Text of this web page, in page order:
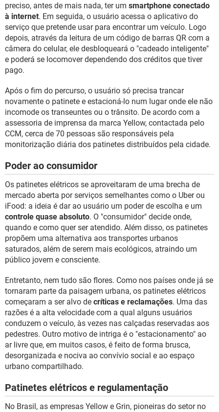
preciso, antes de mais nada, ter um smartphone conectado
à internet. Em seguida, o usuário acessa o aplicativo do
serviço que pretende usar para encontrar um veículo. Logo
depois, através da leitura de um código de barras QR com a
câmera do celular, ele desbloqueará o "cadeado inteligente"
e poderá se locomover dependendo dos créditos que tiver
pago.
Após o fim do percurso, o usuário só precisa trancar
novamente o patinete e estacioná-lo num lugar onde ele não
incomode os transeuntes ou o trânsito. De acordo com a
assessoria de imprensa da marca Yellow, contactada pelo
CCM, cerca de 70 pessoas são responsáveis pela
monitorização diária dos patinetes distribuídos pela cidade.
Poder ao consumidor
Os patinetes elétricos se aproveitaram de uma brecha de
mercado aberta por serviços semelhantes como o Uber ou
iFood: a ideia é dar ao usuário um poder de escolha e um
controle quase absoluto. O "consumidor" decide onde,
quando e como quer ser atendido. Além disso, os patinetes
propõem uma alternativa aos transportes urbanos
saturados, além de serem mais ecológicos, atraindo um
público jovem e consciente.
Entretanto, nem tudo são flores. Como nos países onde já se
tornaram parte da paisagem urbana, os patinetes elétricos
começaram a ser alvo de críticas e reclamações. Uma das
razões é a alta velocidade com a qual alguns usuários
conduzem o veículo, às vezes nas calçadas reservadas aos
pedestres. Outro motivo de intriga é o "estacionamento" ao
ar livre que, em muitos casos, é feito de forma brusca,
desorganizada e nociva ao convívio social e ao espaço
urbano compartilhado.
Patinetes elétricos e regulamentação
No Brasil, as empresas Yellow e Grin, pioneiras do setor no